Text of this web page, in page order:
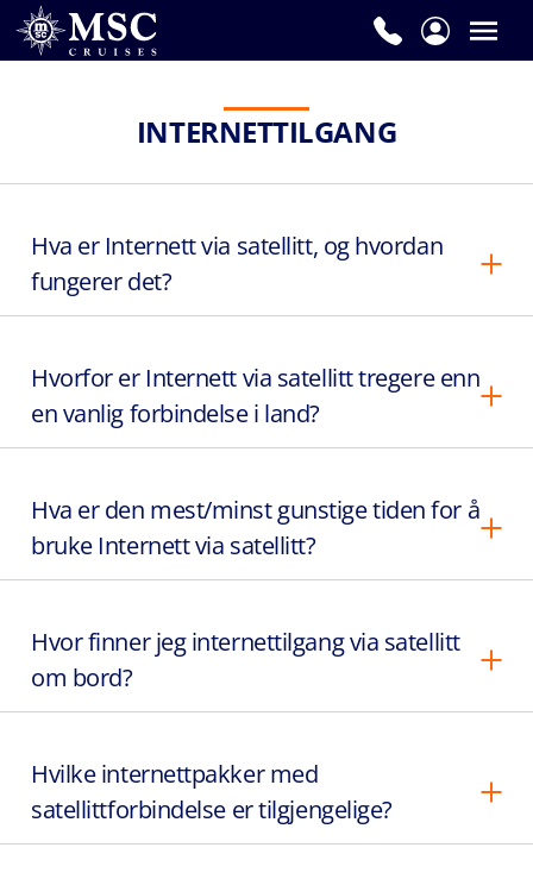
INTERNETTILGANG
Hva er Internett via satellitt, og hvordan
fungerer det?
Hvorfor er Internett via satellitt tregere enn
en vanlig forbindelse i land?
Hva er den mest/minst gunstige tiden for å
bruke Internett via satellitt?
Hvor finner jeg internettilgang via satellitt
om bord?
Hvilke internettpakker med
satellittforbindelse er tilgjengelige?